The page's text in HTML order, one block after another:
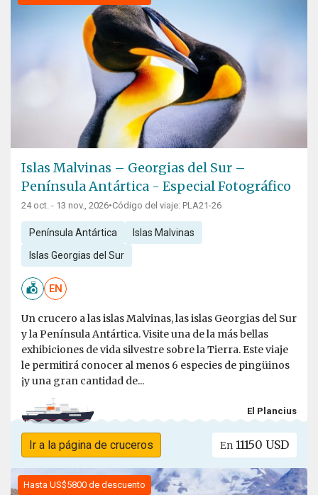
Islas Malvinas – Georgias del Sur –
Península Antártica - Especial Fotográfico
24 oct. - 13 nov., 2026•Código del viaje: PLA21-26
Península Antártica Islas Malvinas
Islas Georgias del Sur
EN
Un crucero a las islas Malvinas, las islas Georgias del Sur
y la Península Antártica. Visite una de la más bellas
exhibiciones de vida silvestre sobre la Tierra. Este viaje
le permitirá conocer al menos 6 especies de pingüinos
¡y una gran cantidad de...
El Plancius
Ir a la página de cruceros En 11150 USD
Hasta US$5800 de descuento